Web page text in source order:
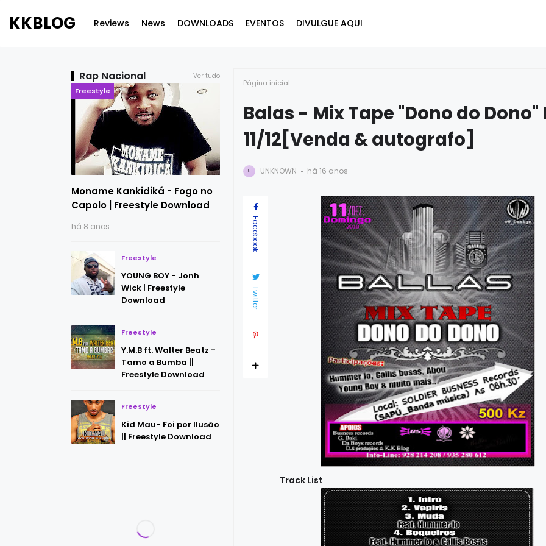
KKBLOG Reviews News DOWNLOADS EVENTOS DIVULGUE AQUI
Rap Nacional Ver tudo
Freestyle
Moname Kankidiká - Fogo no
Capolo | Freestyle Download
há 8 anos
Freestyle
YOUNG BOY - Jonh
Wick | Freestyle
Download
Freestyle
Y.M.B ft. Walter Beatz -
Tamo a Bumba ||
Freestyle Download
Freestyle
Kid Mau- Foi por Ilusão
|| Freestyle Download
Página inicial
Balas - Mix Tape "Dono do Dono"
11/12[Venda & autografo]
U UNKNOWN há 16 anos
Track List
Facebook
Twitter